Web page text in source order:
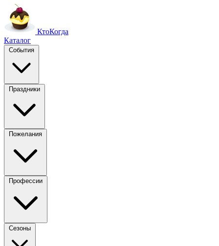
КтоКогда
Каталог
События
Праздники
Пожелания
Профессии
Сезоны